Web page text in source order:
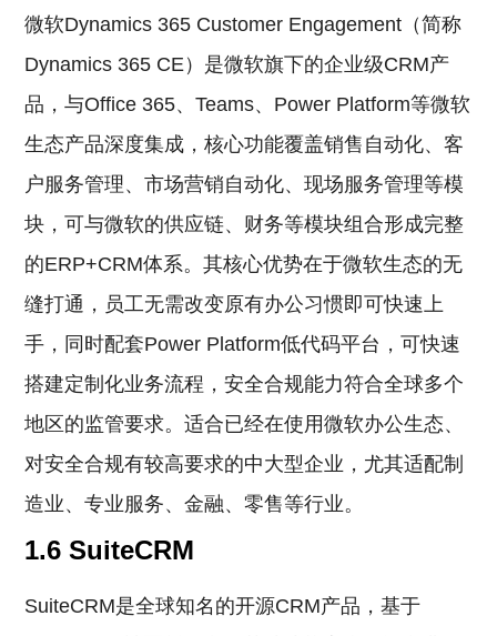
微软Dynamics 365 Customer Engagement（简称
Dynamics 365 CE）是微软旗下的企业级CRM产
品，与Office 365、Teams、Power Platform等微软
生态产品深度集成，核心功能覆盖销售自动化、客
户服务管理、市场营销自动化、现场服务管理等模
块，可与微软的供应链、财务等模块组合形成完整
的ERP+CRM体系。其核心优势在于微软生态的无
缝打通，员工无需改变原有办公习惯即可快速上
手，同时配套Power Platform低代码平台，可快速
搭建定制化业务流程，安全合规能力符合全球多个
地区的监管要求。适合已经在使用微软办公生态、
对安全合规有较高要求的中大型企业，尤其适配制
造业、专业服务、金融、零售等行业。
1.6 SuiteCRM
SuiteCRM是全球知名的开源CRM产品，基于